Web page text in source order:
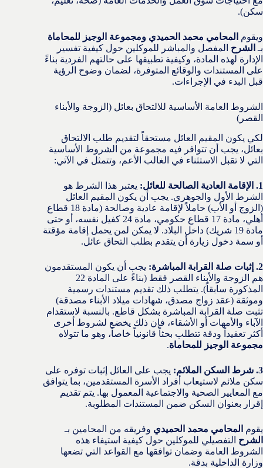
سكن).
ويقوم المحامي محمد الحميدي ومجموعة الوجيز للمحاماة
بـ الشرح المفصل والمباشر للموكلين حول كيفية تفسير
الإدارة لهذه المادة، وكيفية تطبيقها على حالتهم الفردية بناءً
على المستندات والوقائع المتوفرة، لضمان وضوح الرؤية
قبل البدء في الإجراءات.
الشروط العامة الأساسية للالتحاق بعائل (الزوجة والأبناء
القصر)
لكي يكون المقيم العائل مستحقاً لتقديم طلب الالتحاق
بعائل، يجب أن تتوافر فيه مجموعة من الشروط الأساسية
التي لا تقبل الاستثناء في الغالب الأعم، وتتمثل في الآتي:
1. الإقامة العادية الصالحة للعائل:
يعتبر هذا الشرط هو
الشرط الأول والجوهري. يجب أن يكون المقيم العائل
(الزوج أو الأب) حاملاً لإقامة عادية وصالحة (مادة 18 قطاع
أهلي، مادة 17 قطاع حكومي، مادة 24 كفيل نفسه، أو حتى
مادة 19 شريك) داخل البلاد. لا يمكن لمن يحمل إقامة مؤقتة
أو سمة دخول زيارة أن يتقدم بطلب التحاق عائل.
2. إثبات صلة القرابة المباشرة:
يجب أن يكون المستقدمون
هم الزوجة والأبناء القصر فقط (بناءً على المادة 22
المذكورة سابقاً). يتطلب ذلك تقديم مستندات رسمية
وموثقة (عقد زواج مصدق، شهادات ميلاد الأبناء مصدقة)
تثبت صلة القرابة المباشرة بشكل قاطع. بالنسبة لاستقدام
الآباء والأمهات أو الأشقاء، فإن ذلك يخضع لشروط أخرى
أكثر تعقيداً ودقة تتطلب بحثاً قانونياً خاصاً، وهو ما تتولاه
مجموعة الوجيز للمحاماة.
3. شرط السكن الملائم:
يجب على العائل إثبات توفره على
سكن ملائم لاستيعاب أفراد الأسرة المستقدمين، بما يتوافق
مع المعايير الصحية والاجتماعية المعمول بها. يتم تقديم
إقرار بعنوان السكن ضمن المستندات المطلوبة.
يقوم المحامي محمد الحميدي وفريقه من المحامين بـ
الشرح التفصيلي للموكلين حول كيفية استيفاء هذه
الشروط العامة وضمان توافقها مع القواعد التي تضعها
وزارة الداخلية بدقة.